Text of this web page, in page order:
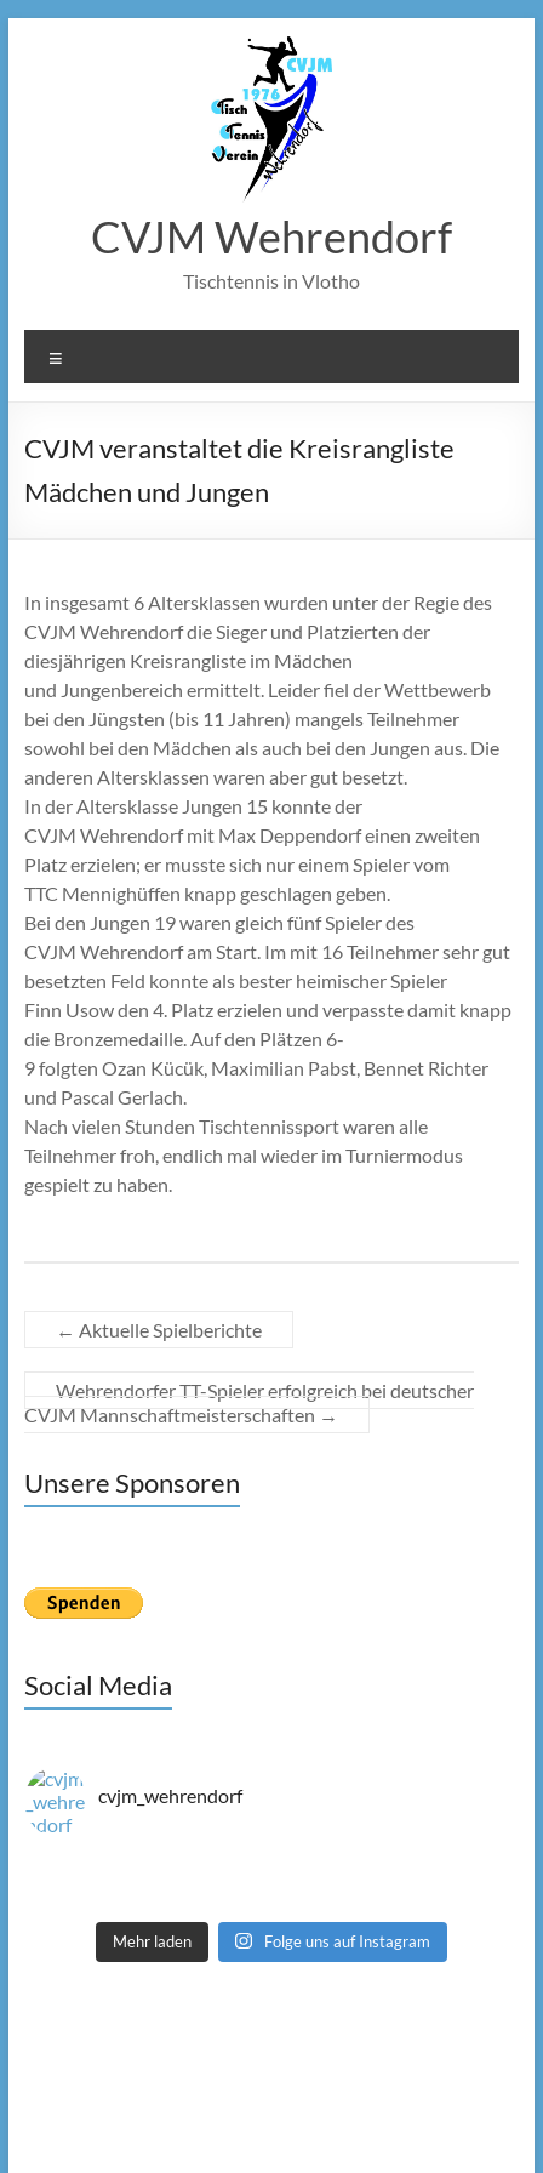
CVJM Wehrendorf
Tischtennis in Vlotho
CVJM veranstaltet die Kreisrangliste
Mädchen und Jungen
In insgesamt 6 Altersklassen wurden unter der Regie des
CVJM Wehrendorf die Sieger und Platzierten der
diesjährigen Kreisrangliste im Mädchen
und Jungenbereich ermittelt. Leider fiel der Wettbewerb
bei den Jüngsten (bis 11 Jahren) mangels Teilnehmer
sowohl bei den Mädchen als auch bei den Jungen aus. Die
anderen Altersklassen waren aber gut besetzt.
In der Altersklasse Jungen 15 konnte der
CVJM Wehrendorf mit Max Deppendorf einen zweiten
Platz erzielen; er musste sich nur einem Spieler vom
TTC Mennighüffen knapp geschlagen geben.
Bei den Jungen 19 waren gleich fünf Spieler des
CVJM Wehrendorf am Start. Im mit 16 Teilnehmer sehr gut
besetzten Feld konnte als bester heimischer Spieler
Finn Usow den 4. Platz erzielen und verpasste damit knapp
die Bronzemedaille. Auf den Plätzen 6-
9 folgten Ozan Kücük, Maximilian Pabst, Bennet Richter
und Pascal Gerlach.
Nach vielen Stunden Tischtennissport waren alle
Teilnehmer froh, endlich mal wieder im Turniermodus
gespielt zu haben.
← Aktuelle Spielberichte
Wehrendorfer TT-Spieler erfolgreich bei deutscher
CVJM Mannschaftmeisterschaften →
Unsere Sponsoren
Social Media
cvjm_wehrendorf
Mehr laden Folge uns auf Instagram